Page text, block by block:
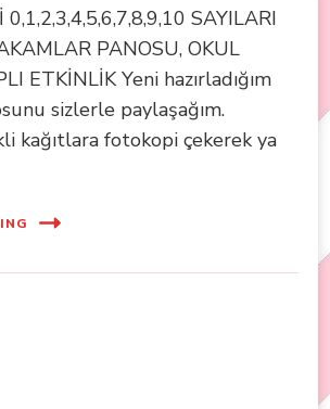
0,1,2,3,4,5,6,7,8,9,10 SAYILARI
PANOSU, OKUL
ETKİNLİK Yeni hazırladığım
sizlerle paylaşağım.
kağıtlara fotokopi çekerek ya